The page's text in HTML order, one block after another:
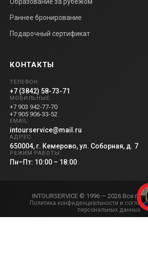
Раннее бронирование
Подарочный сертификат
КОНТАКТЫ
ТЕЛЕФОН:
+7 (3842) 58-73-71
МОБИЛЬНЫЕ:
+7 903 942-77-70
+7 905 906-33-52
EMAIL:
intourservice@mail.ru
АДРЕС:
650004, г. Кемерово, ул. Соборная, д. 7
РЕЖИМ РАБОТЫ:
Пн–Пт: 10:00 – 18:00
INTOURSERVICE © 1996 — 2026 Все
Политика конфиденциальности и
персональных данных